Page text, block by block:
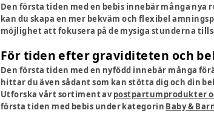
Den första tiden med en bebis innebär många
kan du skapa en mer bekväm och flexibel
möjlighet att fokusera på de mysiga stunderna
För tiden efter graviditeten och
Den första tiden med en nyfödd innebär många
hittar du även sådant som kan stötta dig och din
Utforska vårt sortiment avpostpartumprodukter
första tiden med bebis under kategorin Baby &